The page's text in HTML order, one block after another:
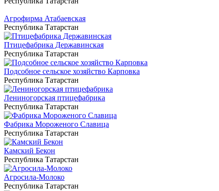
Агрофирма Атабаевская
Республика Татарстан
Птицефабрика Державинская
Республика Татарстан
Подсобное сельское хозяйство Карповка
Республика Татарстан
Лениногорская птицефабрика
Республика Татарстан
Фабрика Мороженого Славица
Республика Татарстан
Камский Бекон
Республика Татарстан
Агросила-Молоко
Республика Татарстан